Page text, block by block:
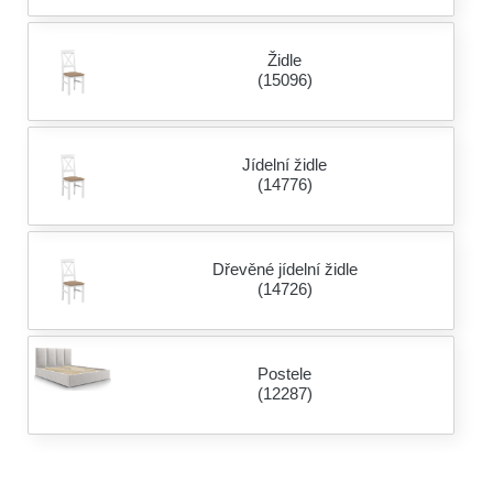
Židle
(15096)
Jídelní židle
(14776)
Dřevěné jídelní židle
(14726)
Postele
(12287)